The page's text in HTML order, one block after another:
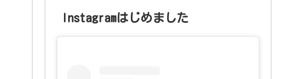
Instagramはじめました